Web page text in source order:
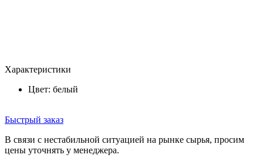
Характеристики
Цвет: белый
Быстрый заказ
В связи с нестабильной ситуацией на рынке сырья, просим
цены уточнять у менеджера.